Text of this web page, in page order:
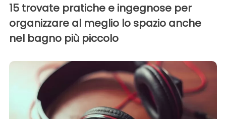
15 trovate pratiche e ingegnose per
organizzare al meglio lo spazio anche
nel bagno più piccolo